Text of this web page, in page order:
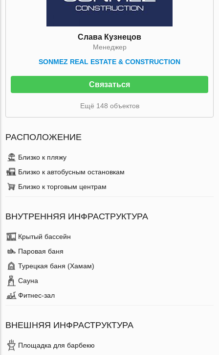
Слава Кузнецов
Mенеджер
SONMEZ REAL ESTATE & CONSTRUCTION
Связаться
Ещё 148 объектов
РАСПОЛОЖЕНИЕ
Близко к пляжу
Близко к автобусным остановкам
Близко к торговым центрам
ВНУТРЕННЯЯ ИНФРАСТРУКТУРА
Крытый бассейн
Паровая баня
Турецкая баня (Хамам)
Сауна
Фитнес-зал
ВНЕШНЯЯ ИНФРАСТРУКТУРА
Площадка для барбекю